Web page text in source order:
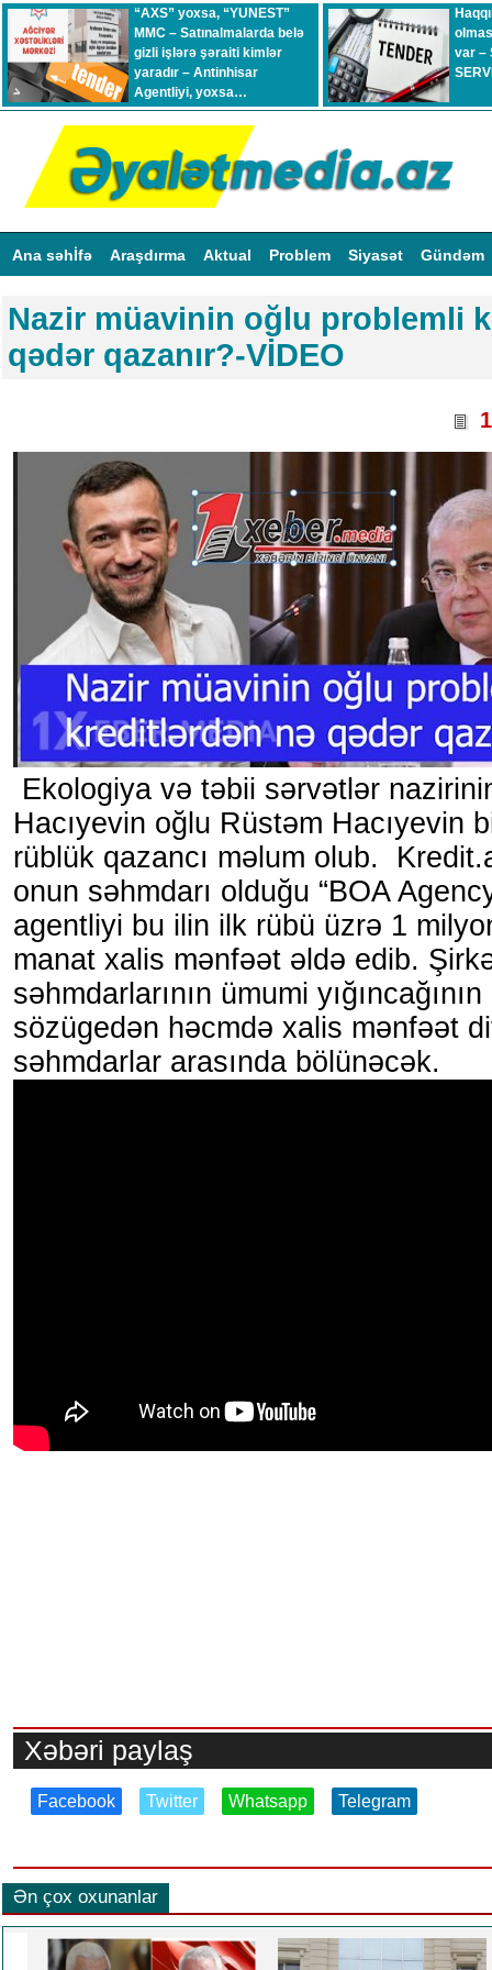
“AXS” yoxsa, “YUNEST”
MMC – Satınalmalarda belə
gizli işlərə şəraiti kimlər
yaradır – Antinhisar
Agentliyi, yoxsa…
var –
Ana səhİfə Araşdırma Aktual Problem Siyasət Gündəm
Nazir müavinin oğlu problemli
qədər qazanır?-VİDEO
Ekologiya və təbii sərvətlər
Hacıyevin oğlu Rüstəm Hacıyevin
rüblük qazancı məlum olub.
onun səhmdarı olduğu “BOA
agentliyi bu ilin ilk rübü üzrə 1
manat xalis mənfəət əldə edib.
səhmdarlarının ümumi
sözügedən həcmdə xalis mənfəət
səhmdarlar arasında bölünəcək.
Xəbəri paylaş
Facebook Twitter Whatsapp Telegram
Ən çox oxunanlar